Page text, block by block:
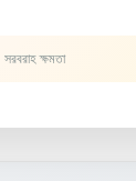
সরবরাহ ক্ষমতা